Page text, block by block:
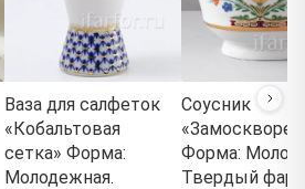
Ваза для салфеток
«Кобальтовая
сетка» Форма:
Молодежная.
Соусник
Форма:
Твердый